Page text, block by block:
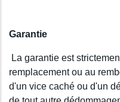
Garantie
La garantie est
remplacement ou au
d'un vice caché ou d'un